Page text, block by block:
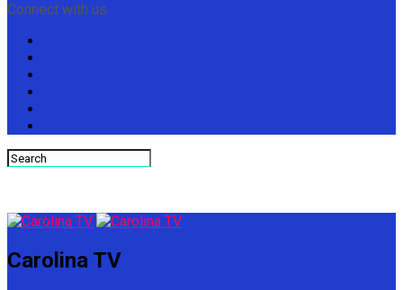
Connect with us
Carolina TV